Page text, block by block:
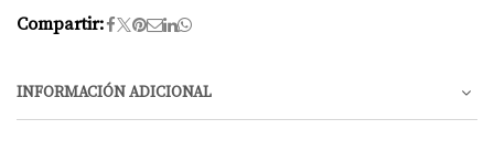
Compartir:
INFORMACIÓN ADICIONAL